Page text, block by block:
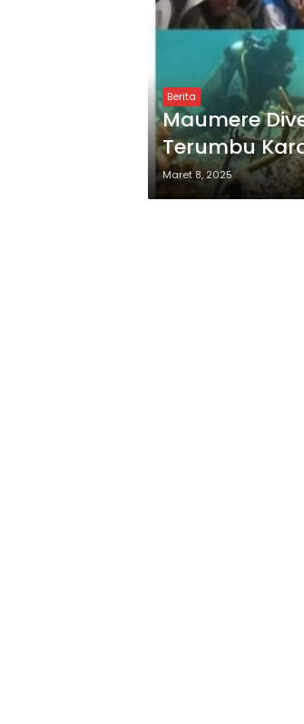
Berita
Maumere
Terumbu
Maret 8, 2025